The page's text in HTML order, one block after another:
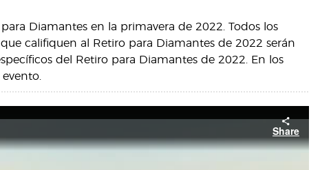
Diamantes en la primavera de 2022. Todos los
califiquen al Retiro para Diamantes de 2022 serán
del Retiro para Diamantes de 2022. En los